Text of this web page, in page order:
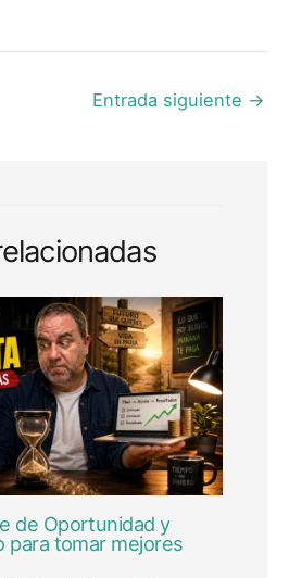
Entrada siguiente →
de Oportunidad y
para tomar mejores